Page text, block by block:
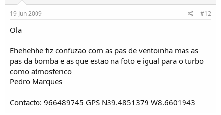
19 Jun 2009 #12
Ola
Ehehehhe fiz confuzao com as pas de ventoinha mas as
pas da bomba e as que estao na foto e igual para o turbo
como atmosferico
Pedro Marques
Contacto: 966489745 GPS N39.4851379 W8.6601943